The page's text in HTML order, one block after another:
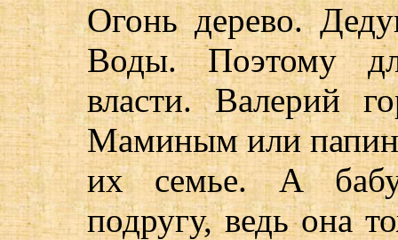
Огонь дерево.
Воды. Поэтому
власти. Валерий
Маминым или
их семье. А
подругу, ведь она